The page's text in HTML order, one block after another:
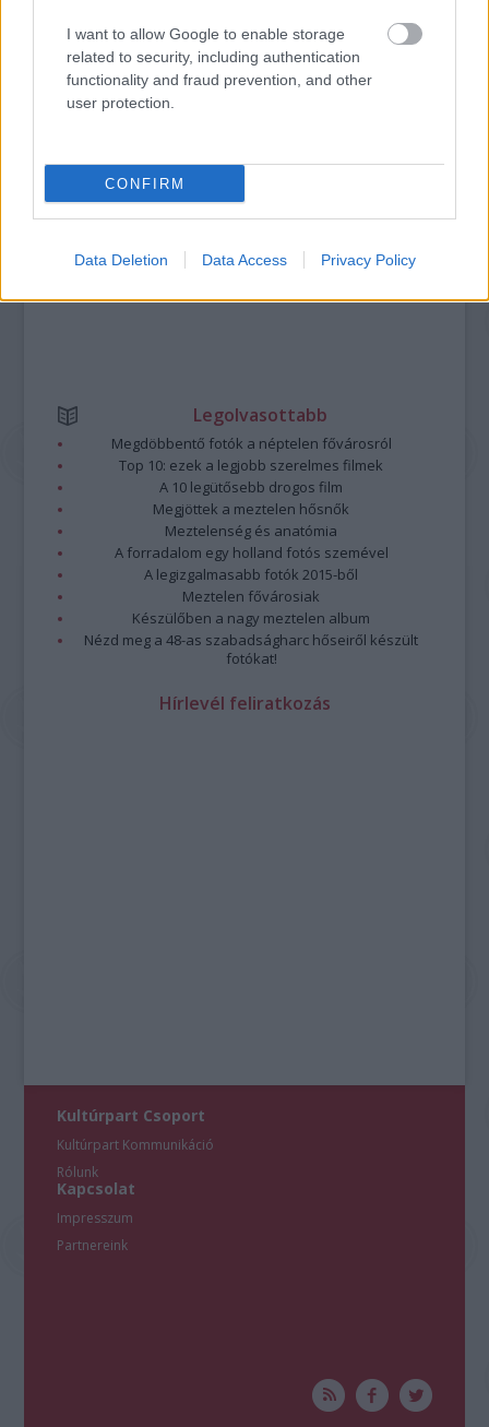
I want to allow Google to enable storage
related to security, including authentication
functionality and fraud prevention, and other
user protection.
CONFIRM
Data Deletion Data Access Privacy Policy
A bejegyzés trackback címe:
https://kulturpart.hu/api/trackback/id/7935428
minősülnek, értük aszolgáltatás technikai
nem vállal, azokat nem ellenőrzi. Kifogás esetén forduljon a blog szerkesztőjéhez.
Részletek aFelhasználási feltételekbenés azadatvédelmi tájékoztatóban.
Legolvasottabb
Megdöbbentő fotók a néptelen fővárosról
Top 10: ezek a legjobb szerelmes filmek
A 10 legütősebb drogos film
Megjöttek a meztelen hősnők
Meztelenség és anatómia
A forradalom egy holland fotós szemével
A legizgalmasabb fotók 2015-ből
Meztelen fővárosiak
Készülőben a nagy meztelen album
Nézd meg a 48-as szabadságharc hőseiről készült
fotókat!
Hírlevél feliratkozás
Kultúrpart Csoport
Kultúrpart Kommunikáció
Rólunk
Kapcsolat
Impresszum
Partnereink